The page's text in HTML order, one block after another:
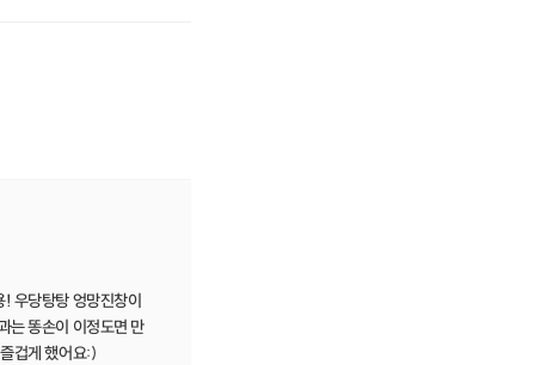
우당탕탕 엉망진창이
는 똥손이 이정도면 만
즐겁게 했어요:)